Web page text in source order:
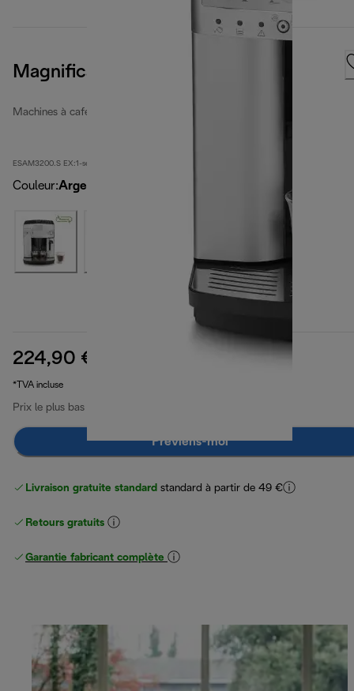
Magnifica
Machines à café entièrement automatiques rénovées
ESAM3200.S EX:1-second
Couleur:Argent
224,90 €
*TVA incluse
Prix le plus bas 30 derniers jours
Préviens-moi
Livraison gratuite standard standard à partir de 49 €
Retours gratuits
Garantie fabricant complète